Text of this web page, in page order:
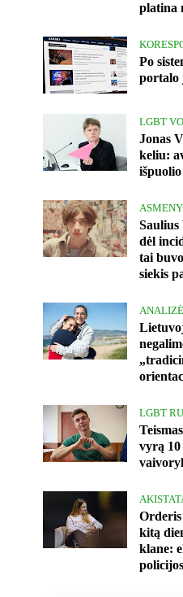
platina
Po
portalo
LGBT
Jonas
keliu:
dėl
tai
siekis
ANALIZĖ
LGBT
vyrą
kitą
klane: